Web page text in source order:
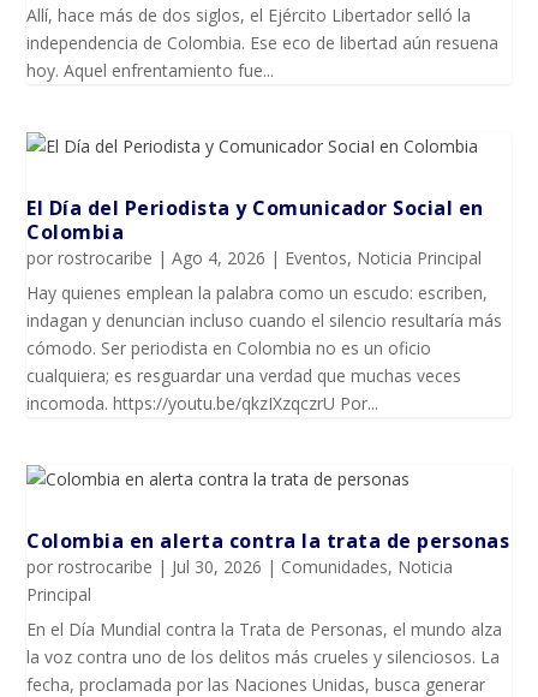
Allí, hace más de dos siglos, el Ejército Libertador selló la
independencia de Colombia. Ese eco de libertad aún resuena
hoy. Aquel enfrentamiento fue...
El Día del Periodista y Comunicador SociaI en
Colombia
porrostrocaribe |Ago 4, 2026 | Eventos, Noticia Principal
Hay quienes emplean la palabra como un escudo: escriben,
indagan y denuncian incluso cuando el silencio resultaría más
cómodo. Ser periodista en Colombia no es un oficio
cualquiera; es resguardar una verdad que muchas veces
incomoda. https://youtu.be/qkzIXzqczrU Por...
Colombia en alerta contra la trata de personas
porrostrocaribe | Jul 30, 2026 | Comunidades, Noticia
Principal
En el Día Mundial contra la Trata de Personas, el mundo alza
la voz contra uno de los delitos más crueles y silenciosos. La
fecha, proclamada por las Naciones Unidas, busca generar